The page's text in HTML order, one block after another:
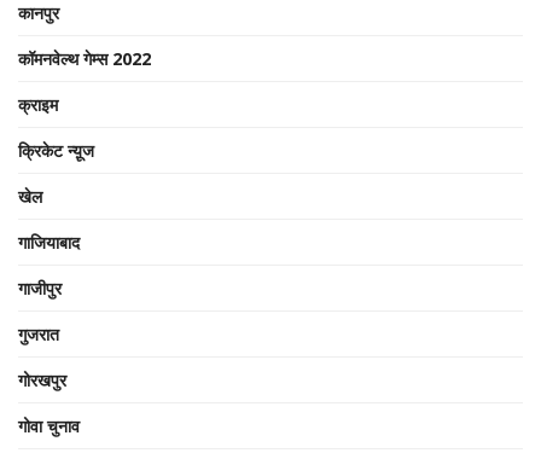
कानपुर
कॉमनवेल्थ गेम्स 2022
क्राइम
क्रिकेट न्यू़ज
खेल
गाजियाबाद
गाजीपुर
गुजरात
गोरखपुर
गोवा चुनाव